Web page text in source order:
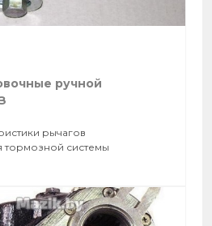
ручной
рычагов
тормозной системы